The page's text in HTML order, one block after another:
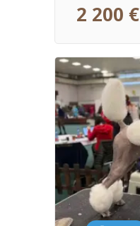
2 200 €